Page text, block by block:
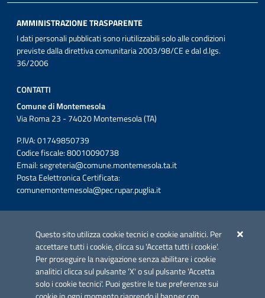
Questo sito utilizza cookie tecnici e cookie analitici. Per
accettare tutti i cookie, clicca su 'Accetta tutti i cookie'.
Per proseguire la navigazione senza abilitare i cookie
analitici clicca sul pulsante 'X' o sul pulsante 'Accetta
solo i cookie tecnici'. Puoi gestire le tue preferenze sui
AMMINISTRAZIONE TRASPARENTE
I dati personali pubblicati sono riutilizzabili solo alle condizioni
previste dalla direttiva comunitaria 2003/98/CE e dal d.lgs.
36/2006
CONTATTI
Comune di Montemesola
Via Roma 23 - 74020 Montemesola (TA)
P.IVA: 01749850739
Codice fiscale: 80010090738
Email:segreteria@comune.montemesola.ta.it
Posta Eelettronica Certificata:
comunemontemesola@pec.rupar.puglia.it
Azione 2.3.